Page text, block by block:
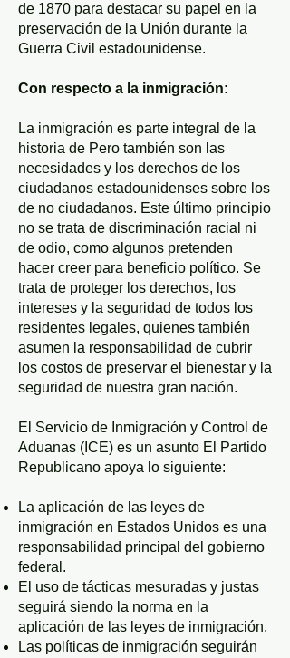
de 1870 para destacar su papel en la
preservación de la Unión durante la
Guerra Civil estadounidense.
Con respecto a la inmigración:
La inmigración es parte integral de la
historia de Pero también son las
necesidades y los derechos de los
ciudadanos estadounidenses sobre los
de no ciudadanos. Este último principio
no se trata de discriminación racial ni
de odio, como algunos pretenden
hacer creer para beneficio político. Se
trata de proteger los derechos, los
intereses y la seguridad de todos los
residentes legales, quienes también
asumen la responsabilidad de cubrir
los costos de preservar el bienestar y la
seguridad de nuestra gran nación.
El Servicio de Inmigración y Control de
Aduanas (ICE) es un asunto El Partido
Republicano apoya lo siguiente:
La aplicación de las leyes de
inmigración en Estados Unidos es una
responsabilidad principal del gobierno
federal.
El uso de tácticas mesuradas y justas
seguirá siendo la norma en la
aplicación de las leyes de inmigración.
Las políticas de inmigración seguirán